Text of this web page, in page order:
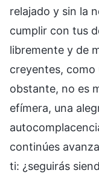
relajado y sin la
cumplir con tus
libremente y de
creyentes, como
obstante, no es
efímera, una
continúes
ti: ¿seguirás